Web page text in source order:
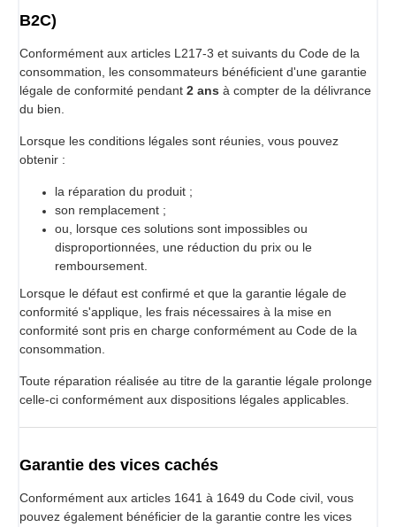
B2C)
Conformément aux articles L217-3 et suivants du Code de la
consommation, les consommateurs bénéficient d'une garantie
légale de conformité pendant 2 ans à compter de la délivrance
du bien.
Lorsque les conditions légales sont réunies, vous pouvez
obtenir :
la réparation du produit ;
son remplacement ;
ou, lorsque ces solutions sont impossibles ou
disproportionnées, une réduction du prix ou le
remboursement.
Lorsque le défaut est confirmé et que la garantie légale de
conformité s'applique, les frais nécessaires à la mise en
conformité sont pris en charge conformément au Code de la
consommation.
Toute réparation réalisée au titre de la garantie légale prolonge
celle-ci conformément aux dispositions légales applicables.
Garantie des vices cachés
Conformément aux articles 1641 à 1649 du Code civil, vous
pouvez également bénéficier de la garantie contre les vices